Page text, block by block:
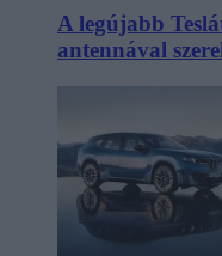
A legújabb
antennával